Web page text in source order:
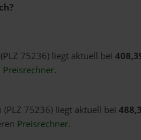
75236) liegt aktuell bei
Preisrechner.
75236) liegt aktuell bei
Preisrechner.